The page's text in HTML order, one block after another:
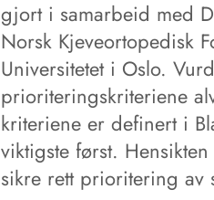
gjort i samarbeid med
Norsk Kjeveortopedisk
Universitetet i Oslo.
prioriteringskriteriene
kriteriene er definert i
viktigste først.
sikre rett prioritering av